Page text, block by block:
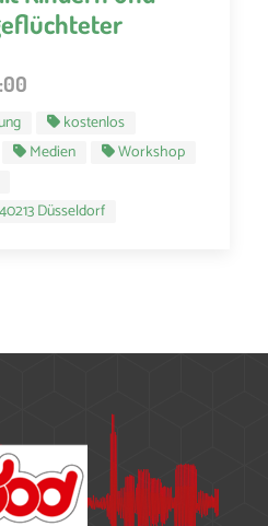
kostenlos
Medien
Workshop
Düsseldorf